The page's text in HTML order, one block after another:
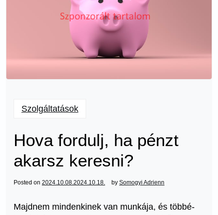
Szolgáltatások
Hova fordulj, ha pénzt
akarsz keresni?
Posted on 2024.10.08.2024.10.18. by Somogyi Adrienn
Majdnem mindenkinek van munkája, és többé-